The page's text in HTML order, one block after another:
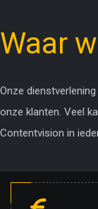
Waar
Onze
onze klanten. Veel
Contentvision in